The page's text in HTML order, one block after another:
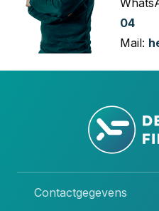
04
Mail:
Contactgegevens